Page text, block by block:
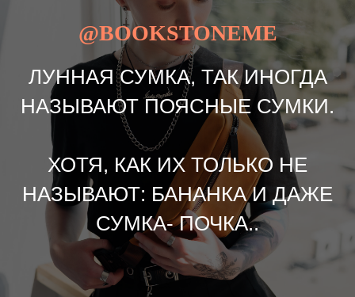
@BOOKSTONEME
ЛУННАЯ СУМКА, ТАК ИНОГДА
НАЗЫВАЮТ ПОЯСНЫЕ СУМКИ.
ХОТЯ, КАК ИХ ТОЛЬКО НЕ
НАЗЫВАЮТ: БАНАНКА И ДАЖЕ
СУМКА- ПОЧКА..